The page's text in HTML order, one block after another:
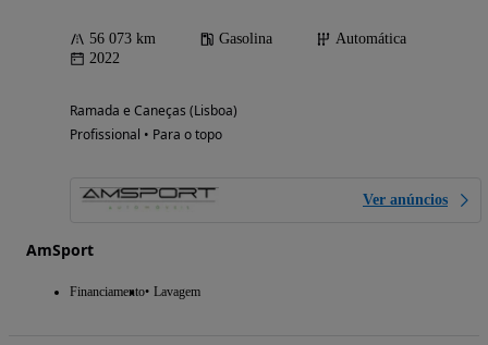
56 073 km Gasolina
Automática
2022
Ramada e Caneças (Lisboa)
Profissional • Para o topo
Ver anúncios
AmSport
Financiamento Lavagem